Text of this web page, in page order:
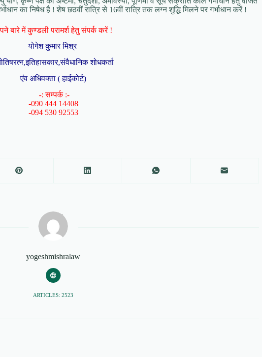
का निषेध है ! शेष छठवीं रात्रि से 16वीं रात्रि तक लग्न शुद्धि मिलने पर गर्भाधान करें !
बारे में कुण्डली परामर्श हेतु संपर्क करें !
योगेश कुमार मिश्र
शोधकर्ता
एंव अधिवक्ता ( हाईकोर्ट)
-: सम्पर्क :-
-090 444 14408
-094 530 92553
yogeshmishralaw
ARTICLES: 2523